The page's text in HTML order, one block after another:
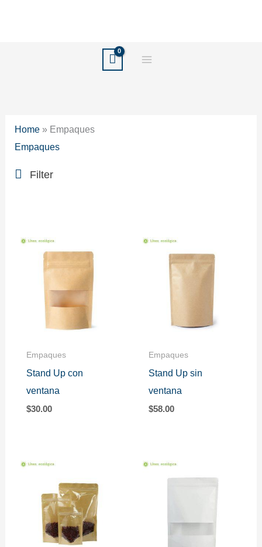
Home » Empaques
Empaques
Filter
Empaques
Stand Up con
ventana
$30.00
Empaques
Stand Up sin
ventana
$58.00